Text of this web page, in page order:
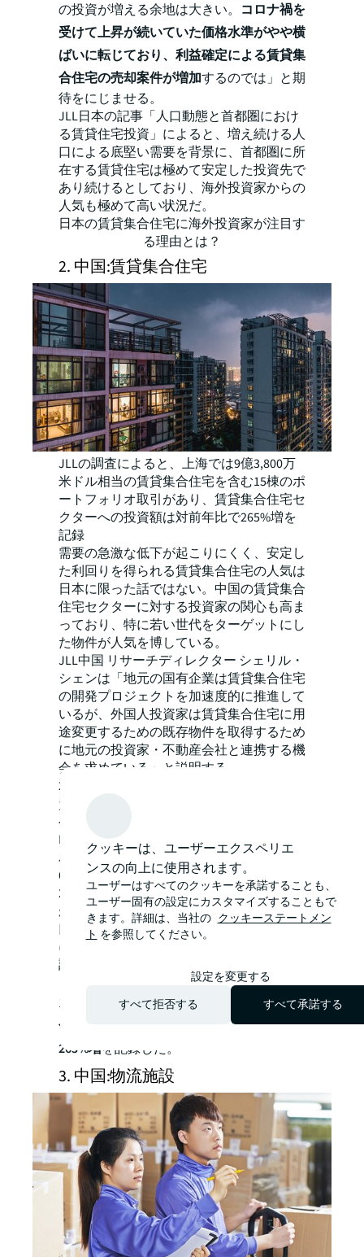
の投資が増える余地は大きい。 コロナ禍を
受けて上昇が続いていた価格水準がやや横
ばいに転じており、利益確定による賃貸集
合住宅の売却案件が増加するのでは」と期
待をにじませる。
JLL日本の記事 「人口動態と首都圏におけ
る賃貸住宅投資」 によると、増え続ける人
口による底堅い需要を背景に、首都圏に所
在する賃貸住宅は極めて安定した投資先で
あり続けるとしており、海外投資家からの
人気も極めて高い状況だ。
日本の賃貸集合住宅に海外投資家が注目す
る理由とは？
2. 中国:賃貸集合住宅
JLLの調査によると、上海では9億3,800万
米ドル相当の賃貸集合住宅を含む15棟のポ
ートフォリオ取引があり、賃貸集合住宅セ
クターへの投資額は対前年比で265%増を
記録
需要の急激な低下が起こりにくく、安定し
た利回りを得られる賃貸集合住宅の人気は
日本に限った話ではない。中国の賃貸集合
住宅セクターに対する投資家の関心も高ま
っており、特に若い世代をターゲットにし
た物件が人気を博している。
JLL中国 リサーチディレクター シェリル・
シェンは「地元の国有企業は賃貸集合住宅
の開発プロジェクトを加速度的に推進して
いるが、外国人投資家は賃貸集合住宅に用
途変更するための既存物件を取得するため
に地元の投資家・不動産会社と連携する機
会を求めている」と説明する。
2022年9月、グローバルなオルタナティブ
資産運用会社であるBrookfieldは中国のデ
ベロッパーのGuangzhou R&F Propertiesと
KWG Groupから上海・楊浦区のサービスア
パートメントを1億8,000万米ドル（12億
6,000 万人民元）で取得した。
2023年には賃貸集合住宅の上場REITの運用
が始まったことで「賃貸住宅への投資で出
口戦略が描きやすくなり、投資活動が活発
になっている」（シェン）という。JLLの
調査によると、上海では9億3,800万米ドル
（65億人民元）相当の賃貸集合住宅を含む
15棟のポートフォリオ取引があり、賃貸集
合住宅セクターへの投資額は対前年比で
265%増を記録した。
3. 中国:物流施設
クッキーは、ユーザーエクスペリエ
ンスの向上に使用されます。
ユーザーはすべてのクッキーを承諾することも、
ユーザー固有の設定にカスタマイズすることもで
きます。詳細は、当社の クッキーステートメン
トを参照してください。
設定を変更する
すべて拒否する
すべて承諾する